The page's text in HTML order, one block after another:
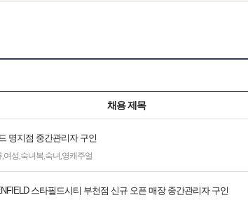
채용 제목
명지점 중간관리자 구인
,여성,숙녀복,숙녀,영캐주얼
스타필드시티 부천점 신규 오픈 매장 중간관리자 구인